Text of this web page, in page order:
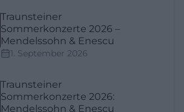
Traunsteiner
Sommerkonzerte 2026 –
Mendelssohn & Enescu
1. September 2026
Traunsteiner
Sommerkonzerte 2026:
Mendelssohn & Enescu